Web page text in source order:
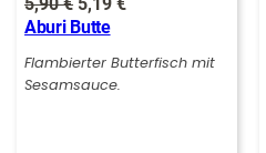
:
,
Preis
war:
5,90 €
ist:
Aburi Butte
Flambierter Butterfisch mit
Sesamsauce.